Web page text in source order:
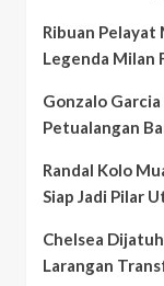
Ribuan Pelayat
Legenda Milan
Gonzalo
Petualangan
Randal Kolo
Siap Jadi Pilar
Chelsea
Larangan